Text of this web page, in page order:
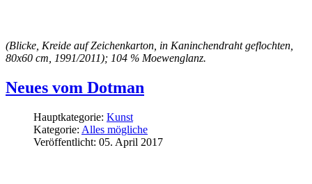
(Blicke, Kreide auf Zeichenkarton, in Kaninchendraht geflochten,
80x60 cm, 1991/2011); 104 % Moewenglanz.
Neues vom Dotman
Hauptkategorie: Kunst
Kategorie: Alles mögliche
Veröffentlicht: 05. April 2017